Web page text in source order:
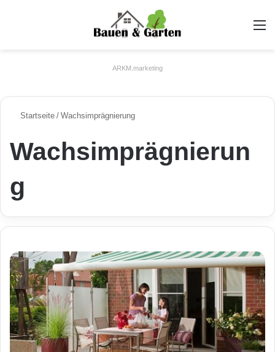
ARKM.marketing
Startseite / Wachsimprägnierung
Wachsimprägnierun
g